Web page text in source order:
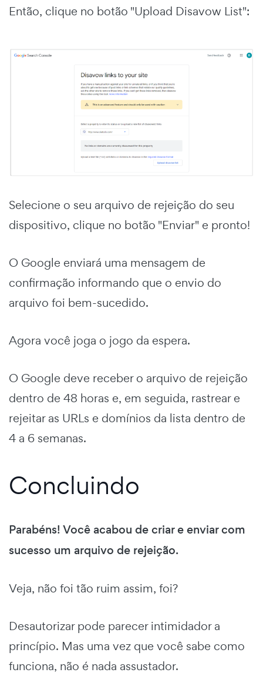
Então, clique no botão "Upload Disavow List":
Selecione o seu arquivo de rejeição do seu
dispositivo, clique no botão "Enviar" e pronto!
O Google enviará uma mensagem de
confirmação informando que o envio do
arquivo foi bem-sucedido.
Agora você joga o jogo da espera.
O Google deve receber o arquivo de rejeição
dentro de 48 horas e, em seguida, rastrear e
rejeitar as URLs e domínios da lista dentro de
4 a 6 semanas.
Concluindo
Parabéns! Você acabou de criar e enviar com
sucesso um arquivo de rejeição.
Veja, não foi tão ruim assim, foi?
Desautorizar pode parecer intimidador a
princípio. Mas uma vez que você sabe como
funciona, não é nada assustador.